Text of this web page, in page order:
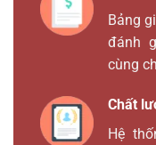
Bảng
đánh
cùng
Chất
Hệ